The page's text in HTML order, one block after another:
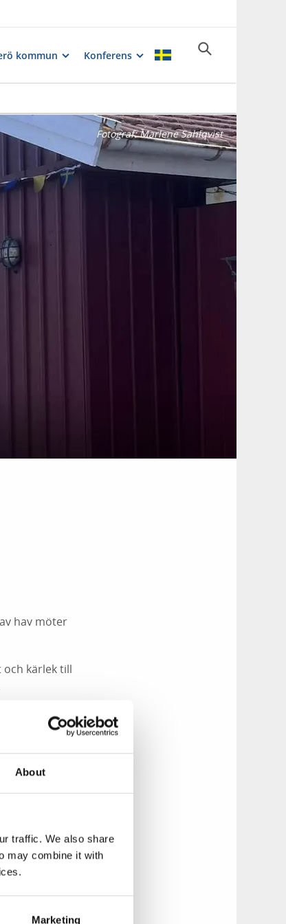
About
traffic. We also share
may combine it with
Marketing
kommun Konferens
Fotograf:Marlene Sahlqvist
hav möter
kärlek till
utvalt
och lyfter
–
, och